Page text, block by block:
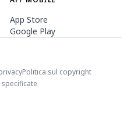
App Store
Google Play
Politica sul copyright